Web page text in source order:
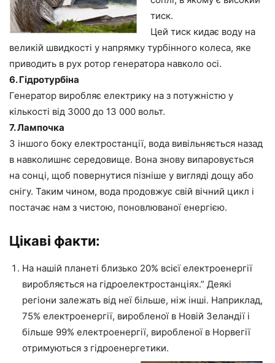
тиск.
Цей тиск кидає воду на
великій швидкості у напрямку турбінного колеса, яке
приводить в рух ротор генератора навколо осі.
6. Гідротурбіна
Генератор виробляє електрику на з потужністю у
кількості від 3000 до 13 000 вольт.
7. Лампочка
З іншого боку електростанції, вода вивільняється назад
в навколишнє середовище. Вона знову випаровується
на сонці, щоб повернутися пізніше у вигляді дощу або
снігу. Таким чином, вода продовжує свій вічний цикл і
постачає нам з чистою, поновлюваної енергією.
Цікаві факти:
На нашій планеті близько 20% всієї електроенергії
виробляється на гідроелектростанціях.” Деякі
регіони залежать від неї більше, ніж інші. Наприклад,
75% електроенергії, виробленої в Новій Зеландії і
більше 99% електроенергії, виробленої в Норвегії
отримуються з гідроенергетики.